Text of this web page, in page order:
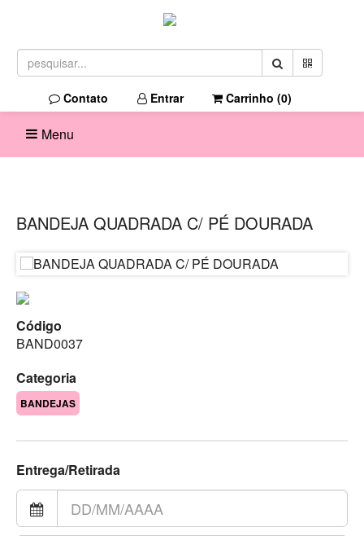
Contato Entrar Carrinho (0)
Menu
BANDEJA QUADRADA C/ PÉ DOURADA
Código
BAND0037
Categoria
BANDEJAS
Entrega/Retirada